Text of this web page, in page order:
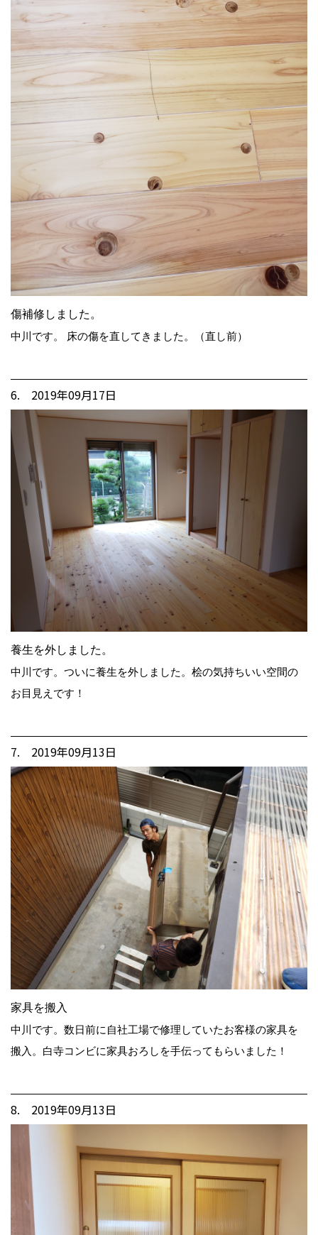
傷補修しました。
中川です。 床の傷を直してきました。（直し前）
6. 2019年09月17日
養生を外しました。
中川です。ついに養生を外しました。桧の気持ちいい空間の
お目見えです！
7. 2019年09月13日
家具を搬入
中川です。数日前に自社工場で修理していたお客様の家具を
搬入。白寺コンビに家具おろしを手伝ってもらいました！
8. 2019年09月13日